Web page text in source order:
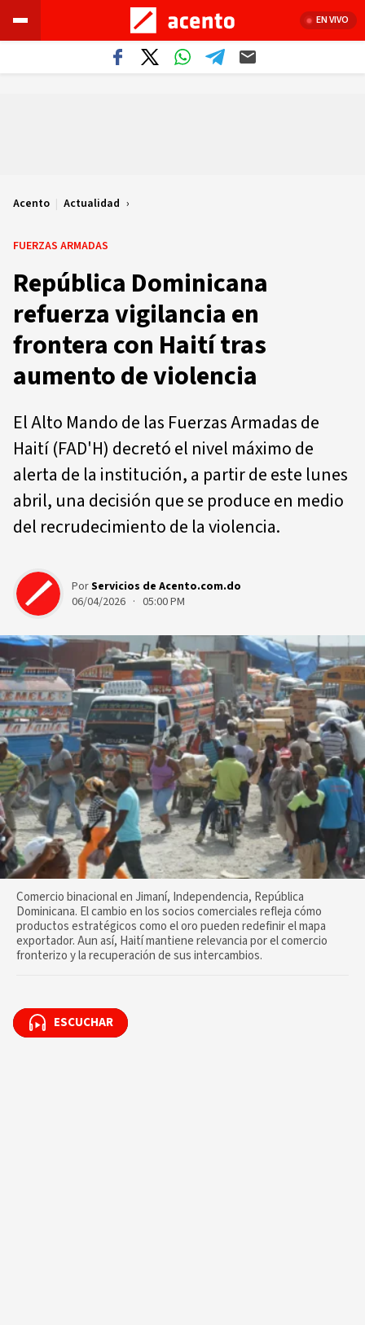
EN VIVO
Acento | Actualidad
FUERZAS ARMADAS
República Dominicana
refuerza vigilancia en
frontera con Haití tras
aumento de violencia
El Alto Mando de las Fuerzas Armadas de
Haití (FAD'H) decretó el nivel máximo de
alerta de la institución, a partir de este lunes
abril, una decisión que se produce en medio
del recrudecimiento de la violencia.
PorServicios de Acento.com.do
06/04/2026 · 05:00 PM
Comercio binacional en Jimaní, Independencia, República
Dominicana. El cambio en los socios comerciales refleja cómo
productos estratégicos como el oro pueden redefinir el mapa
exportador. Aun así, Haití mantiene relevancia por el comercio
fronterizo y la recuperación de sus intercambios.
ESCUCHAR
ESCUCHAR